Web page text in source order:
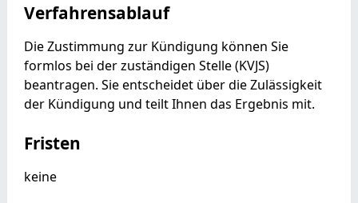
Verfahrensablauf
Die Zustimmung zur Kündigung können Sie
formlos bei der zuständigen Stelle (KVJS)
beantragen. Sie entscheidet über die Zulässigkeit
der Kündigung und teilt Ihnen das Ergebnis mit.
Fristen
keine